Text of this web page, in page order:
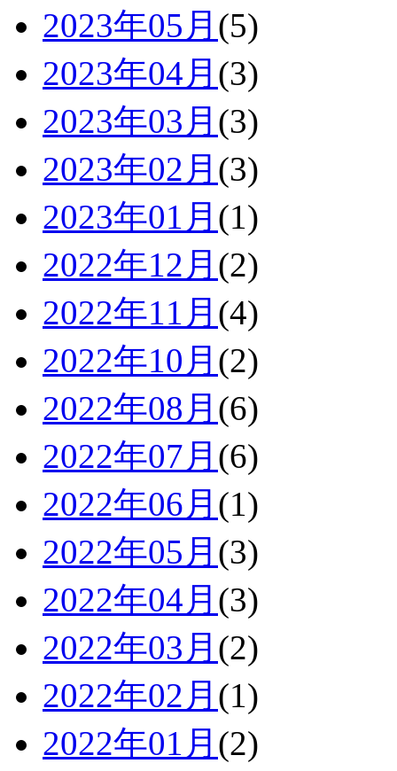
2023年05月 (5)
2023年04月 (3)
2023年03月 (3)
2023年02月 (3)
2023年01月 (1)
2022年12月 (2)
2022年11月 (4)
2022年10月 (2)
2022年08月 (6)
2022年07月 (6)
2022年06月 (1)
2022年05月 (3)
2022年04月 (3)
2022年03月 (2)
2022年02月 (1)
2022年01月 (2)